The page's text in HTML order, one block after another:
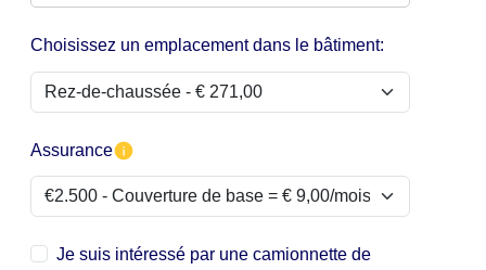
Choisissez un emplacement dans le bâtiment:
Assurance
Je suis intéressé par une camionnette de